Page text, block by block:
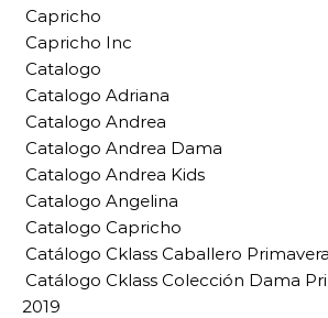
Capricho
Capricho Inc
Catalogo
Catalogo Adriana
Catalogo Andrea
Catalogo Andrea Dama
Catalogo Andrea Kids
Catalogo Angelina
Catalogo Capricho
Catálogo Cklass Caballero
Catálogo Cklass Colección Dama
2019